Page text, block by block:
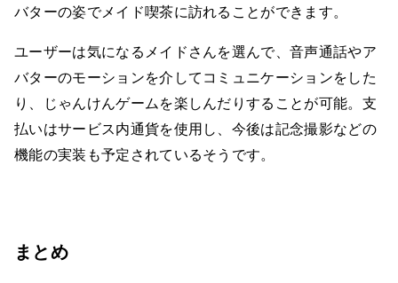
バターの姿でメイド喫茶に訪れることができます。
ユーザーは気になるメイドさんを選んで、音声通話やア
バターのモーションを介してコミュニケーションをした
り、じゃんけんゲームを楽しんだりすることが可能。支
払いはサービス内通貨を使用し、今後は記念撮影などの
機能の実装も予定されているそうです。
まとめ